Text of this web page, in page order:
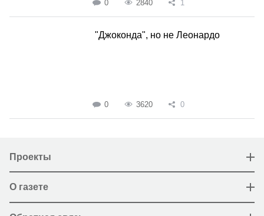
0 2840 1
"Джоконда", но не Леонардо
0 3620 0
Проекты
О газете